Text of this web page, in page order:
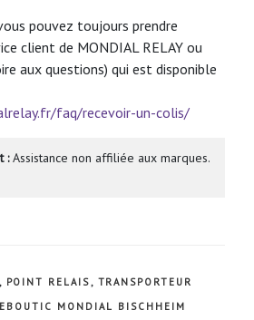
pouvez toujours prendre
client de MONDIAL RELAY ou
aux questions) qui est disponible
faq/recevoir-un-colis/
:Assistance non affiliée aux marques.
, POINT RELAIS , TRANSPORTEUR
MONDIAL BISCHHEIM